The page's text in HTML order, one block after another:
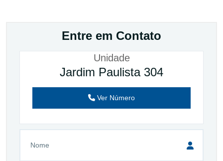
Entre em Contato
Unidade
Jardim Paulista 304
Ver Número